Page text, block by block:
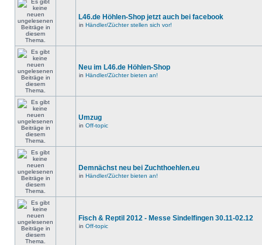
L46.de Höhlen-Shop jetzt auch bei facebook
in Händler/Züchter stellen sich vor!
Neu im L46.de Höhlen-Shop
in Händler/Züchter bieten an!
Umzug
in Off-topic
Demnächst neu bei Zuchthoehlen.eu
in Händler/Züchter bieten an!
Fisch & Reptil 2012 - Messe Sindelfingen 30.11-02.12
in Off-topic